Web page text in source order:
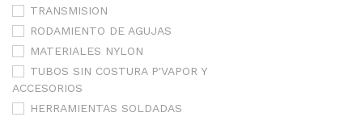
TRANSMISION
RODAMIENTO DE AGUJAS
MATERIALES NYLON
TUBOS SIN COSTURA P'VAPOR Y
ACCESORIOS
HERRAMIENTAS SOLDADAS